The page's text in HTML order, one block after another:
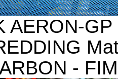
AERON-
-